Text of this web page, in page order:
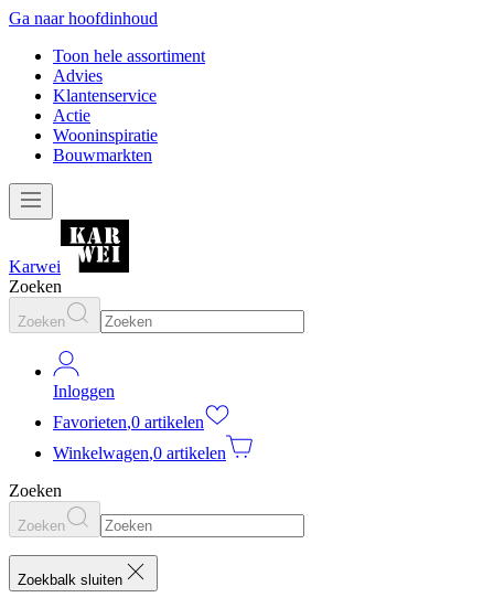
Ga naar hoofdinhoud
Toon hele assortiment
Advies
Klantenservice
Actie
Wooninspiratie
Bouwmarkten
Karwei
Zoeken
Zoeken
Inloggen
Favorieten,0 artikelen
Winkelwagen,0 artikelen
Zoeken
Zoeken
Zoekbalk sluiten